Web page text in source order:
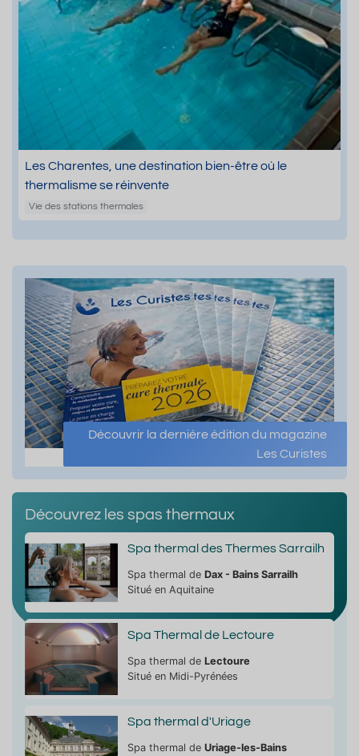
Les Charentes, une destination bien-être où le
thermalisme se réinvente
Vie des stations thermales
Découvrir la dernière édition du magazine
Les Curistes
Découvrez les spas thermaux
Spa thermal des Thermes Sarrailh
Spa thermal de Dax - Bains Sarrailh
Situé en Aquitaine
Spa Thermal de Lectoure
Spa thermal de Lectoure
Situé en Midi-Pyrénées
Spa thermal d'Uriage
Spa thermal de Uriage-les-Bains